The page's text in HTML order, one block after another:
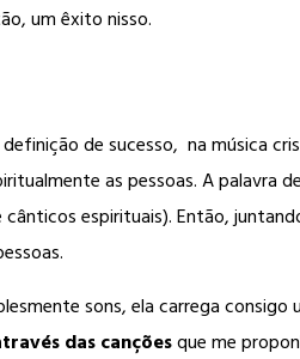
um êxito nisso.
de sucesso, na música
as pessoas. A palavra
espirituais). Então,
sons, ela carrega consigo
das cançõesque me